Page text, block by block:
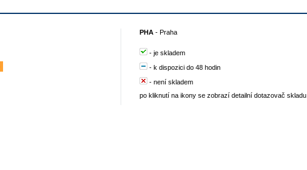
PHA- Praha
- je skladem
- k dispozici do 48 hodin
- není skladem
po kliknutí na ikony se zobrazí detailní dotazovač skladu